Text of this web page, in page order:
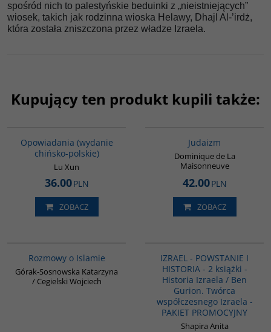
spośród nich to palestyńskie beduinki z „nieistniejących”
wiosek, takich jak rodzinna wioska Helawy, Dhajl Al-’irdż,
która została zniszczona przez władze Izraela.
Kupujący ten produkt kupili także:
Opowiadania (wydanie
chińsko-polskie)
Lu Xun
36.00PLN
ZOBACZ
Judaizm
Dominique de La
Maisonneuve
42.00PLN
ZOBACZ
Rozmowy o Islamie
Górak-Sosnowska Katarzyna
/ Cegielski Wojciech
IZRAEL - POWSTANIE I
HISTORIA - 2 książki -
Historia Izraela / Ben
Gurion. Twórca
współczesnego Izraela -
PAKIET PROMOCYJNY
Shapira Anita